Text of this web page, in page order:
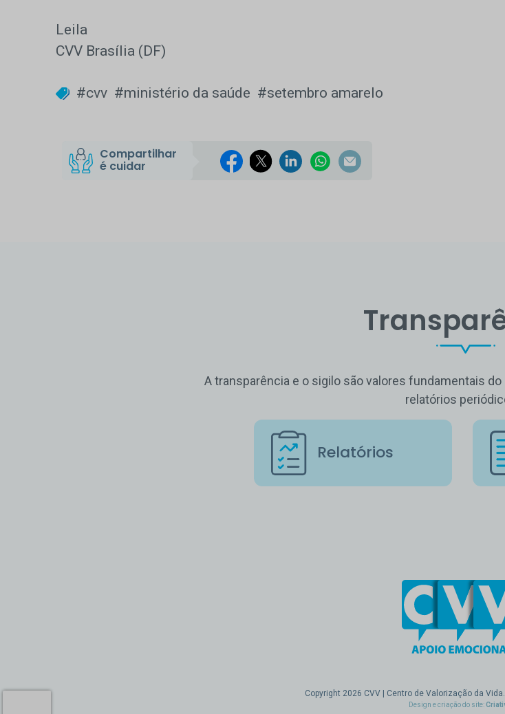
Leila
CVV Brasília (DF)
#cvv #ministério da saúde #setembro amarelo
Compartilhar
é cuidar
A transparência e o sigilo são valores fundamentais
relatórios
Relatórios
Copyright 2026 CVV | Centro de Valorização da
Design e criação do site: